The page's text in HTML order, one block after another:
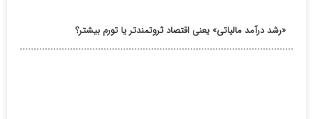
«رشد درآمد مالیاتی» یعنی اقتصاد ثروتمندتر یا تورم بیشتر؟